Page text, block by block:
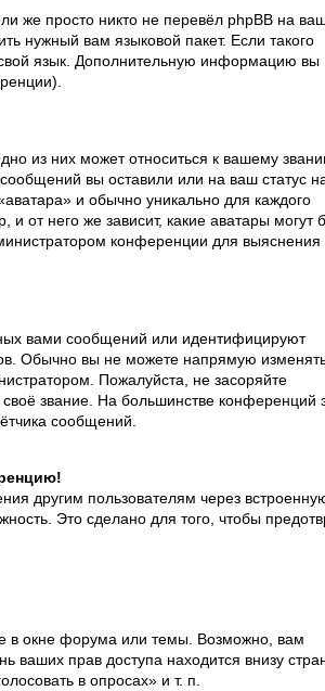
же просто никто не перевёл phpBB на
нужный вам языковой пакет. Если такого
язык. Дополнительную информацию вы
из них может относиться к вашему
вы оставили или на ваш статус
и обычно уникально для каждого
от него же зависит, какие аватары могут
конференции для выяснения
вами сообщений или идентифицируют
Обычно вы не можете напрямую
Пожалуйста, не засоряйте
звание. На большинстве конференций
сообщений.
другим пользователям через
Это сделано для того, чтобы
в окне форума или темы. Возможно, вам
ваших прав доступа находится внизу
в опросах» и т. п.